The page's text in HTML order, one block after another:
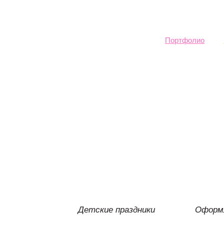
Портфолио
Детские праздники